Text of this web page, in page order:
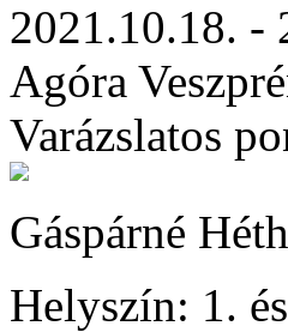
2021.10.18. -
Agóra
Varázslatos
Gáspárné
Helyszín: 1.